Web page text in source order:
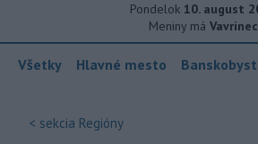
Pondelok 10. august
Meniny má Vavrinec
Všetky Hlavné mesto
< sekcia Regióny